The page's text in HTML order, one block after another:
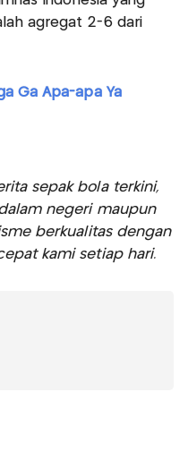
agregat 2-6 dari
Ga Apa-apa Ya
sepak bola terkini,
negeri maupun
berkualitas dengan
kami setiap hari.